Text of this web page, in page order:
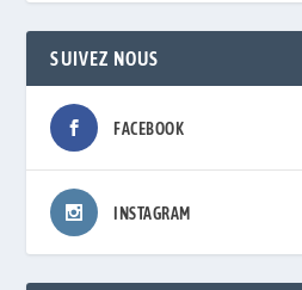
SUIVEZ NOUS
FACEBOOK
INSTAGRAM